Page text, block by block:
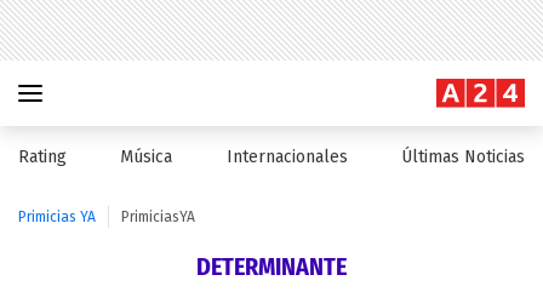
Rating Música Internacionales Últimas Noticias
Primicias YA PrimiciasYA
DETERMINANTE